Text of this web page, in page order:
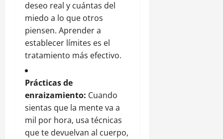
deseo real y cuántas del
miedo a lo que otros
piensen. Aprender a
establecer límites es el
tratamiento más efectivo.
Prácticas de
enraizamiento: Cuando
sientas que la mente va a
mil por hora, usa técnicas
que te devuelvan al cuerpo,